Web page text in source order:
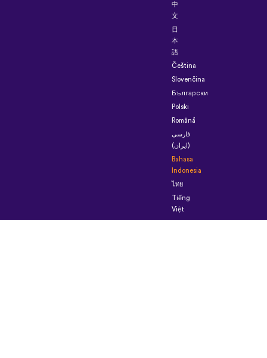
中
文
日
本
語
Čeština
Slovenčina
Български
Polski
Română
فارسی
(ایران)
Bahasa
Indonesia
ไทย
Tiếng
Việt